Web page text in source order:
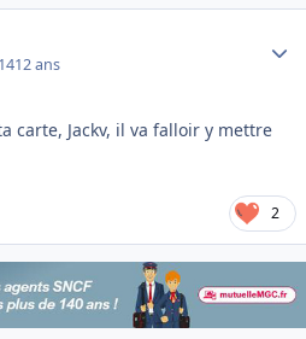
12 ans
carte, Jackv, il va falloir y mettre
2